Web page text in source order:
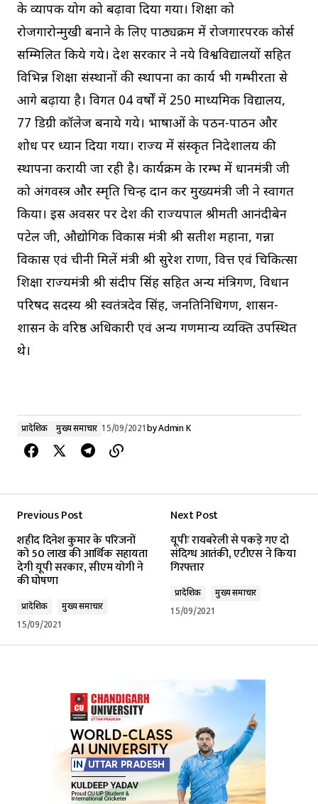
के व्यापक प्रयोग को बढ़ावा दिया गया। शिक्षा को
रोजगारोन्मुखी बनाने के लिए पाठ्यक्रम में रोजगारपरक कोर्स
सम्मिलित किये गये। प्रदेश सरकार ने नये विश्वविद्यालयों सहित
विभिन्न शिक्षा संस्थानों की स्थापना का कार्य भी गम्भीरता से
आगे बढ़ाया है। विगत 04 वर्षाें में 250 माध्यमिक विद्यालय,
77 डिग्री कॉलेज बनाये गये। भाषाओं के पठन-पाठन और
शोध पर ध्यान दिया गया। राज्य में संस्कृत निदेशालय की
स्थापना करायी जा रही है। कार्यक्रम के प्रारम्भ में प्रधानमंत्री जी
को अंगवस्त्र और स्मृति चिन्ह प्रदान कर मुख्यमंत्री जी ने स्वागत
किया। इस अवसर पर प्रदेश की राज्यपाल श्रीमती आनंदीबेन
पटेल जी, औद्योगिक विकास मंत्री श्री सतीश महाना, गन्ना
विकास एवं चीनी मिलें मंत्री श्री सुरेश राणा, वित्त एवं चिकित्सा
शिक्षा राज्यमंत्री श्री संदीप सिंह सहित अन्य मंत्रिगण, विधान
परिषद सदस्य श्री स्वतंत्रदेव सिंह, जनप्रतिनिधिगण, शासन-
प्रशासन के वरिष्ठ अधिकारी एवं अन्य गणमान्य व्यक्ति उपस्थित
थे।
प्रादेशिक मुख्य समाचार 15/09/2021byAdmin K
Previous Post
शहीद दिनेश कुमार के परिजनों
को 50 लाख की आर्थिक सहायता
देगी यूपी सरकार, सीएम योगी ने
की घोषणा
प्रादेशिक
मुख्य समाचार
15/09/2021
Next Post
यूपीः रायबरेली से पकड़े गए दो
संदिग्ध आतंकी, एटीएस ने किया
गिरफ्तार
प्रादेशिक
मुख्य समाचार
15/09/2021